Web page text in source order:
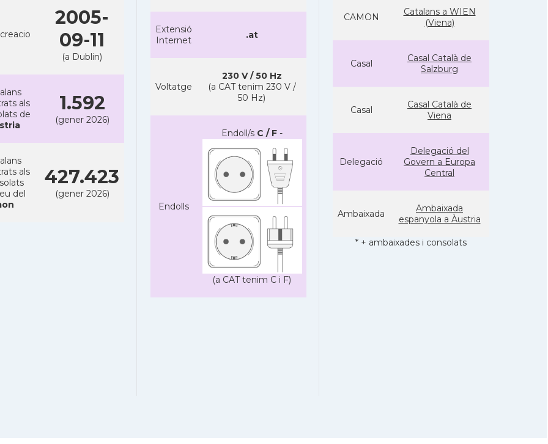
2005-
09-11
(a Dublin)
als
de
1.592
(gener 2026)
als
del
427.423
(gener 2026)
Extensió
Internet
.at
Voltatge
230 V / 50 Hz
(a CAT tenim 230 V /
50 Hz)
Endolls
Endoll/s C / F-
(a CAT tenim C i F)
CAMON
Catalans a WIEN
(Viena)
Casal
Casal Català de
Salzburg
Casal
Casal Català de
Viena
Delegació
Delegació del
Govern a Europa
Central
Ambaixada
Ambaixada
espanyola a Àustria
* + ambaixades i consolats